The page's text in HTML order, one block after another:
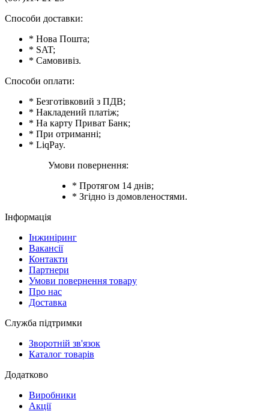
Способи доставки:
* Нова Пошта;
* SAT;
* Самовивіз.
Способи оплати:
* Безготівковий з ПДВ;
* Накладений платіж;
* На карту Приват Банк;
* При отриманні;
* LiqPay.
Умови повернення:
* Протягом 14 днів;
* Згідно із домовленостями.
Інформація
Інжиніринг
Вакансії
Контакти
Партнери
Умови повернення товару
Про нас
Доставка
Служба підтримки
Зворотній зв'язок
Каталог товарів
Додатково
Виробники
Акції